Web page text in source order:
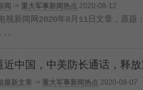
闻 -> 重大军事新闻热点 2020-08-12
视新闻网2020年8月11日文章，原
...
近中国，中美防长通话，释放
最新文章 -> 重大军事新闻热点 2020-08-07